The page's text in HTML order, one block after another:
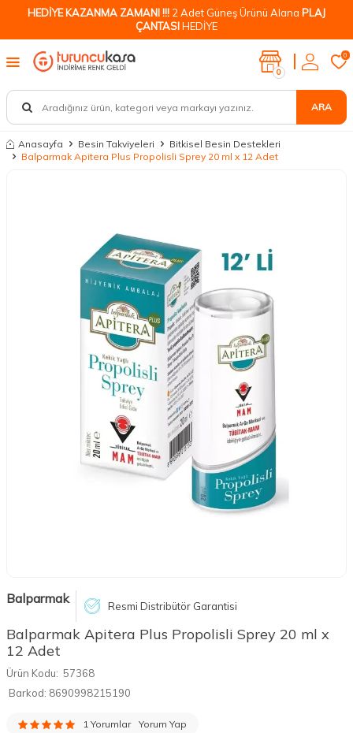
HEDİYE KAZANMA ZAMANI !!! 2 Adet Güneş Ürünü Alana PLAJ
ÇANTASIHEDİYE
ARA
0
0
Anasayfa Besin Takviyeleri
Bitkisel Besin Destekleri
Balparmak Apitera Plus Propolisli Sprey 20 ml x 12 Adet
Balparmak Resmi Distribütör Garantisi
Balparmak Apitera Plus Propolisli Sprey 20 ml x
12 Adet
Ürün Kodu: 57368
Barkod: 8690998215190
1 Yorumlar Yorum Yap